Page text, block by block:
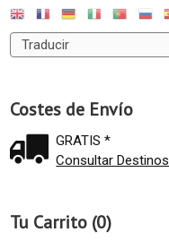
Costes de Envío
GRATIS *
Consultar Destinos
Tu Carrito (0)